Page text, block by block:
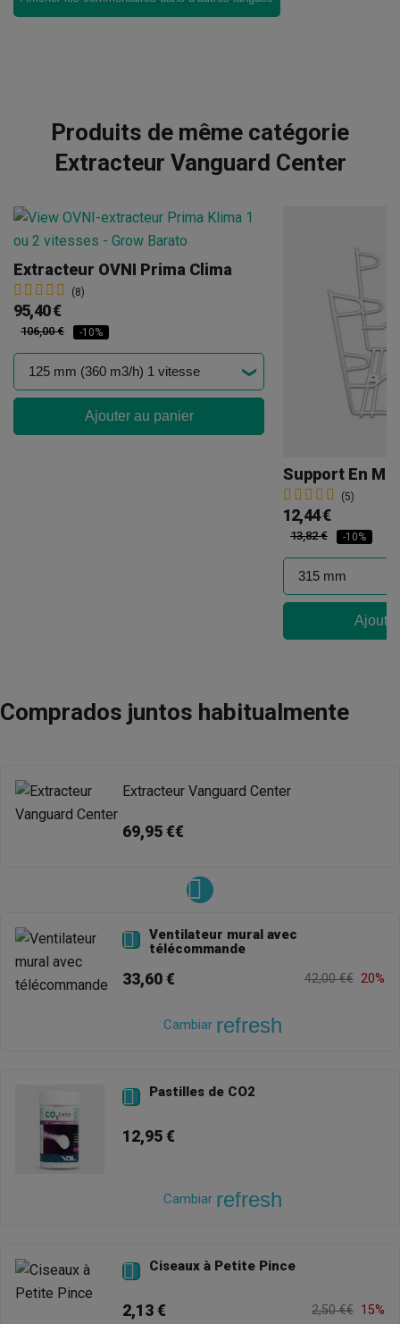
Produits de même catégorie
Extracteur Vanguard Center
Extracteur OVNI Prima Clima
(8)
95,40 €
106,00 € -10%
Ajouter au panier
(5)
12,44 €
13,82 € -10%
Comprados juntos habitualmente
Extracteur Vanguard Center
69,95 €€

Ventilateur mural avec
télécommande
33,60 € 42,00 €€ 20%
Cambiar refresh
 Pastilles de CO2
12,95 €
Cambiar refresh
 Ciseaux à Petite Pince
2,13 € 2,50 €€ 15%